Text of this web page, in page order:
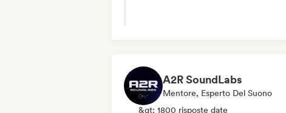
A2R SoundLabs
Mentore, Esperto Del Suono
&gt; 1800 risposte date